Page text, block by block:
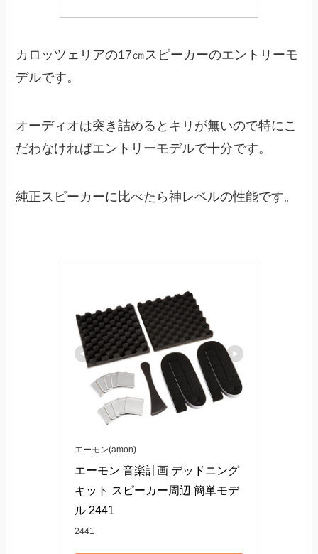
カロッツェリアの17㎝スピーカーのエントリーモ
デルです。
オーディオは突き詰めるとキリが無いので特にこ
だわなければエントリーモデルで十分です。
純正スピーカーに比べたら神レベルの性能です。
エーモン(amon)
エーモン 音楽計画 デッドニング
キット スピーカー周辺 簡単モデ
ル 2441
2441